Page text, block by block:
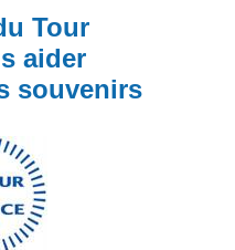
Tour
aider
souvenirs